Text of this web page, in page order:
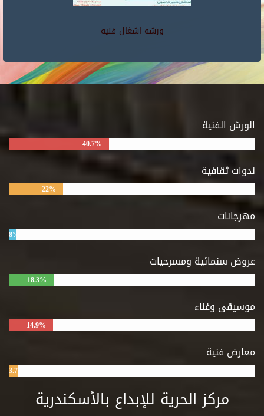
ورشه اشغال فنيه
الورش الفنية
40.7%
ندوات ثقافية
22%
مهرجانات
8%
عروض سنمائية ومسرحيات
18.3%
موسيقى وغناء
14.9%
معارض فنية
3.7%
مركز الحرية للإبداع بالأسكندرية